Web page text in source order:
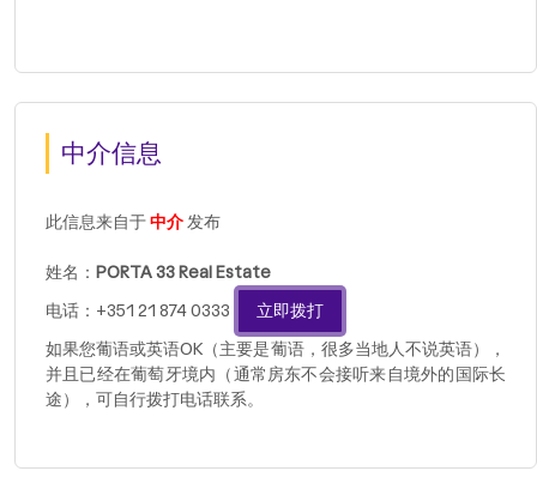
中介信息
此信息来自于中介发布
姓名： PORTA 33 Real Estate
电话：+351 21 874 0333
立即拨打
如果您葡语或英语OK（主要是葡语，很多当地人不说英语），
并且已经在葡萄牙境内（通常房东不会接听来自境外的国际长
途），可自行拨打电话联系。